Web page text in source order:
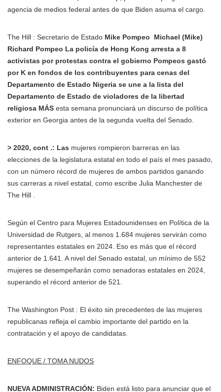
agencia de medios federal antes de que Biden asuma el cargo.
The Hill : Secretario de Estado Mike Pompeo
Michael (Mike)
Richard Pompeo La policía de Hong Kong arresta a 8
activistas por protestas contra el gobierno Pompeos gastó
por K en fondos de los contribuyentes para cenas del
Departamento de Estado Nigeria se une a la lista del
Departamento de Estado de violadores de la libertad
religiosa MÁS esta semana pronunciará un discurso de política
exterior en Georgia antes de la segunda vuelta del Senado.
> 2020, cont .: Las mujeres rompieron barreras en las
elecciones de la legislatura estatal en todo el país el mes pasado,
con un número récord de mujeres de ambos partidos ganando
sus carreras a nivel estatal, como escribe Julia Manchester de
The Hill .
Según el Centro para Mujeres Estadounidenses en Política de la
Universidad de Rutgers, al menos 1.684 mujeres servirán como
representantes estatales en 2024. Eso es más que el récord
anterior de 1.641. A nivel del Senado estatal, un mínimo de 552
mujeres se desempeñarán como senadoras estatales en 2024,
superando el récord anterior de 521.
The Washington Post : El éxito sin precedentes de las mujeres
republicanas refleja el cambio importante del partido en la
contratación y el apoyo de candidatas.
ENFOQUE / TOMA NUDOS
NUEVA ADMINISTRACIÓN: Biden está listo para anunciar que el